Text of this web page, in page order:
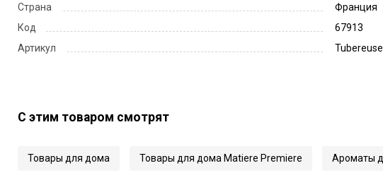
Страна
Франция
Код
67913
Артикул
С этим товаром смотрят
Товары для дома Товары для дома Matiere Premiere Ароматы